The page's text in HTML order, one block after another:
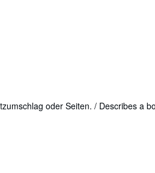
oder Seiten. / Describes a